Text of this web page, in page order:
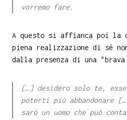
vorremo fare.
A questo si affianca poi la
piena realizzazione di sé
dalla presenza di una
[…] desidero solo te,
poterti più abbandonare
sarò un uomo che può